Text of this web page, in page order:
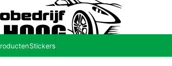
Stickers